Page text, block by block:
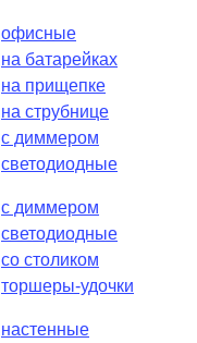
офисные
на батарейках
на прищепке
на струбнице
с диммером
светодиодные
с диммером
светодиодные
со столиком
торшеры-удочки
настенные